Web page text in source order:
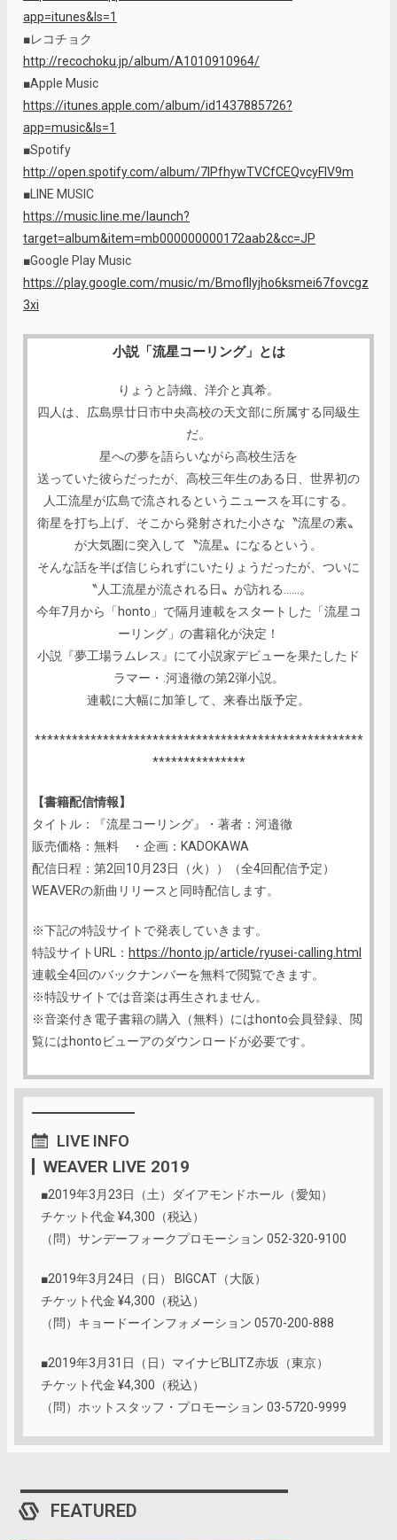
app=itunes&ls=1
■レコチョク
http://recochoku.jp/album/A1010910964/
■Apple Music
https://itunes.apple.com/album/id1437885726?
app=music&ls=1
■Spotify
http://open.spotify.com/album/7IPfhywTVCfCEQvcyFlV9m
■LINE MUSIC
https://music.line.me/launch?
target=album&item=mb000000000172aab2&cc=JP
■Google Play Music
https://play.google.com/music/m/Bmofllyjho6ksmei67fovcgz
3xi
小説「流星コーリング」とは
りょうと詩織、洋介と真希。
四人は、広島県廿日市中央高校の天文部に所属する同級生
だ。
星への夢を語らいながら高校生活を
送っていた彼らだったが、高校三年生のある日、世界初の
人工流星が広島で流されるというニュースを耳にする。
衛星を打ち上げ、そこから発射された小さな〝流星の素〟
が大気圏に突入して〝流星〟になるという。
そんな話を半ば信じられずにいたりょうだったが、ついに
〝人工流星が流される日〟が訪れる……。
今年7月から「honto」で隔月連載をスタートした「流星コ
ーリング」の書籍化が決定！
小説『夢工場ラムレス』にて小説家デビューを果たしたド
ラマー・.河邉徹の第2弾小説。
連載に大幅に加筆して、来春出版予定。
*****************************************************
***************
【書籍配信情報】
タイトル：『流星コーリング』・著者：河邉徹
販売価格：無料 ・企画：KADOKAWA
配信日程：第2回10月23日（火））（全4回配信予定）
WEAVERの新曲リリースと同時配信します。
※下記の特設サイトで発表していきます。
特設サイトURL： https://honto.jp/article/ryusei-calling.html
連載全4回のバックナンバーを無料で閲覧できます。
※特設サイトでは音楽は再生されません。
※音楽付き電子書籍の購入（無料）にはhonto会員登録、閲
覧にはhontoビューアのダウンロードが必要です。
LIVE INFO
WEAVER LIVE 2019
■2019年3月23日（土）ダイアモンドホール（愛知）
チケット代金 ¥4,300（税込）
（問）サンデーフォークプロモーション 052-320-9100
■2019年3月24日（日） BIGCAT（大阪）
チケット代金 ¥4,300（税込）
（問）キョードーインフォメーション 0570-200-888
■2019年3月31日（日）マイナビBLITZ赤坂（東京）
チケット代金 ¥4,300（税込）
（問）ホットスタッフ・プロモーション 03-5720-9999
FEATURED